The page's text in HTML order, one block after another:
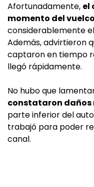
Afortunadamente, el
momento del
considerablemente
Además, advirtieron
captaron en tiempo
llegó rápidamente.
No hubo que
constataron
parte inferior del
trabajó para poder
canal.